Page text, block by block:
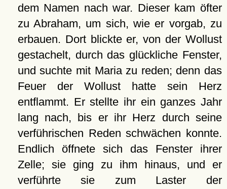
dem Namen nach war. Dieser kam öfter
zu Abraham, um sich, wie er vorgab, zu
erbauen. Dort blickte er, von der Wollust
gestachelt, durch das glückliche Fenster,
und suchte mit Maria zu reden; denn das
Feuer der Wollust hatte sein Herz
entflammt. Er stellte ihr ein ganzes Jahr
lang nach, bis er ihr Herz durch seine
verführischen Reden schwächen konnte.
Endlich öffnete sich das Fenster ihrer
Zelle; sie ging zu ihm hinaus, und er
verführte sie zum Laster der